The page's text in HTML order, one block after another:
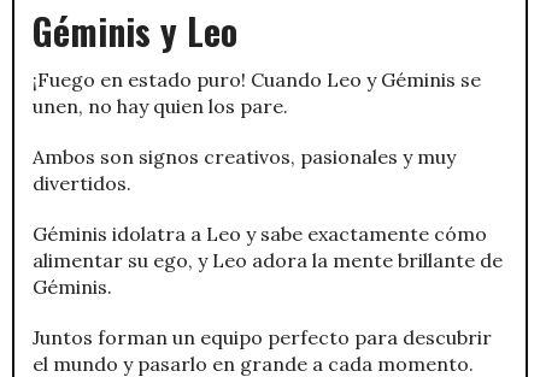
Géminis y Leo
¡Fuego en estado puro! Cuando Leo y Géminis se
unen, no hay quien los pare.
Ambos son signos creativos, pasionales y muy
divertidos.
Géminis idolatra a Leo y sabe exactamente cómo
alimentar su ego, y Leo adora la mente brillante de
Géminis.
Juntos forman un equipo perfecto para descubrir
el mundo y pasarlo en grande a cada momento.